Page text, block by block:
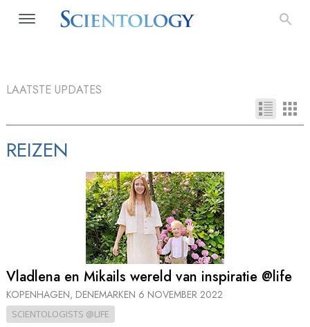
LAATSTE UPDATES
REIZEN
Vladlena en Mikails wereld van inspiratie @life
KOPENHAGEN, DENEMARKEN 6 NOVEMBER 2022
SCIENTOLOGISTS @LIFE